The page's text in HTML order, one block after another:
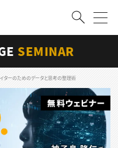
会員登録
SEMINAR
ターのためのデータと思考の整理術